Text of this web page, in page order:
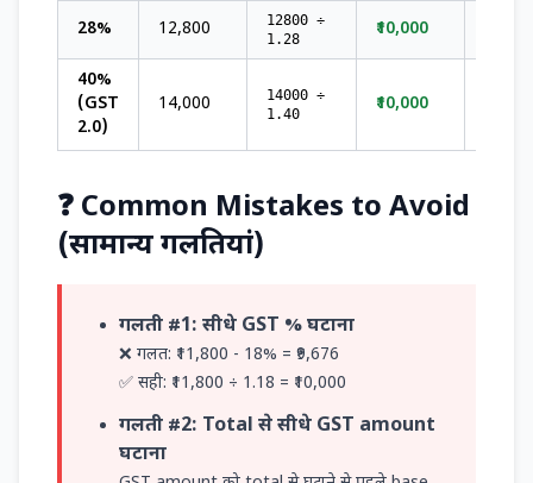
28% ₹12,800
12800 ÷
1.28
₹10,000
40%
(GST
2.0)
₹14,000
14000 ÷
1.40
₹10,000
❓ Common Mistakes to Avoid
(सामान्य गलतियां)
गलती #1: सीधे GST % घटाना
❌ गलत: ₹11,800 - 18% = ₹9,676
✅ सही: ₹11,800 ÷ 1.18 = ₹10,000
गलती #2: Total से सीधे GST amount
घटाना